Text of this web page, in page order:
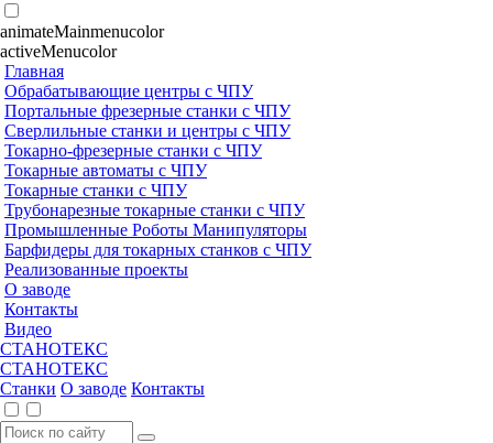
animateMainmenucolor
activeMenucolor
Главная
Обрабатывающие центры с ЧПУ
Портальные фрезерные станки с ЧПУ
Сверлильные станки и центры с ЧПУ
Токарно-фрезерные станки с ЧПУ
Токарные автоматы с ЧПУ
Токарные станки с ЧПУ
Трубонарезные токарные станки с ЧПУ
Промышленные Роботы Манипуляторы
Барфидеры для токарных станков с ЧПУ
Реализованные проекты
О заводе
Контакты
Видео
СТАНОТЕКС
СТАНОТЕКС
Станки О заводе Контакты